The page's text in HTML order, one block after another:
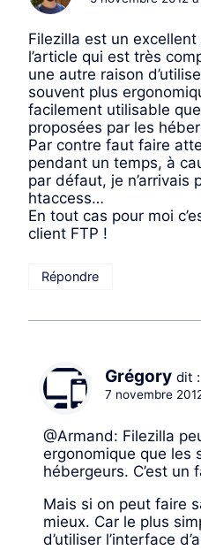
Filezilla est un
l’article qui est très
une autre raison
souvent plus
facilement utilisable
proposées par les
Par contre faut faire
pendant un temps, à
par défaut, je n’arrivais
htaccess…
En tout cas pour moi
client FTP !
Répondre
Grégory dit :
7 novembre
@Armand: Filezilla
ergonomique que les
hébergeurs. C’est un
Mais si on peut faire
mieux. Car le plus
d’utiliser l’interface